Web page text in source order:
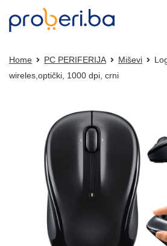
Home PC PERIFERIJA Miševi
wireles,optički, 1000 dpi, crni